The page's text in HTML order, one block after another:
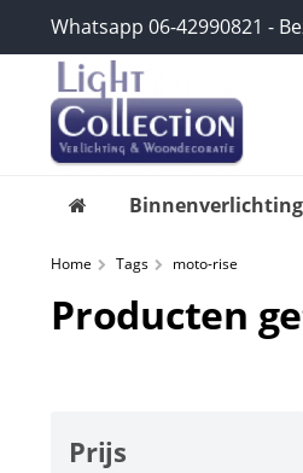
Whatsapp 06-42990821 -
Binnenverlichting
Home Tags moto-rise
Producten
Prijs